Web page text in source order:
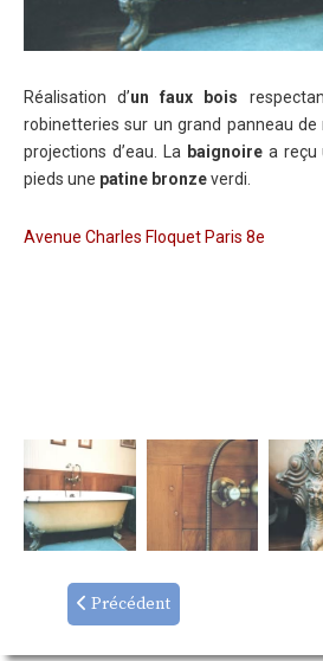
Réalisation d’un faux bois
robinetteries sur un grand panneau
projections d’eau. La baignoirea reçu
pieds une patine bronzeverdi.
Avenue Charles Floquet Paris 8e
Précédent